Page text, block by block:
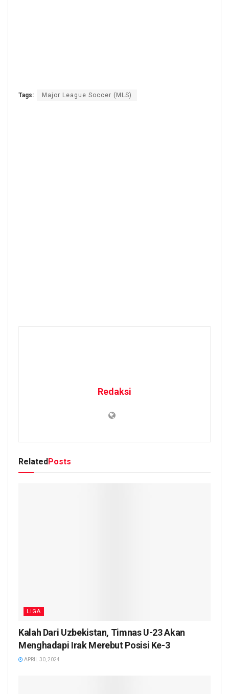
Tags: Major League Soccer (MLS)
Redaksi
RelatedPosts
LIGA
Kalah Dari Uzbekistan, Timnas U-23 Akan
Menghadapi Irak Merebut Posisi Ke-3
APRIL 30, 2024